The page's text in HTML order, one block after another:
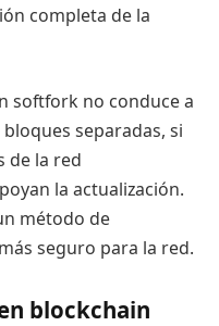
completa de la
softfork no conduce a
separadas, si
de la red
la actualización.
método de
seguro para la red.
blockchain